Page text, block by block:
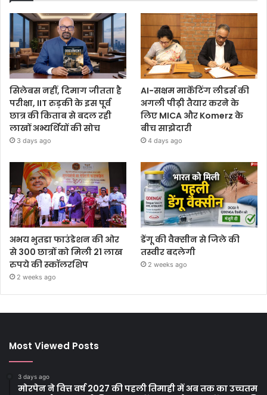
सिलेबस नहीं, दिमाग जीतता है
परीक्षा, IIT रुड़की के इस पूर्व
छात्र की किताब से बदल रही
लाखों अभ्यर्थियों की सोच
3 days ago
AI-सक्षम मार्केटिंग लीडर्स की
अगली पीढ़ी तैयार करने के
लिए MICA और Komerz के
बीच साझेदारी
4 days ago
अभय भुतडा फाउंडेशन की ओर
से 300 छात्रों को मिली 21 लाख
रुपये की स्कॉलरशिप
2 weeks ago
डेंगू की वैक्सीन से जिले की
तस्वीर बदलेगी
2 weeks ago
Most Viewed Posts
3 days ago
मोरपेन ने वित्त वर्ष 2027 की पहली तिमाही में अब तक का उच्चतम